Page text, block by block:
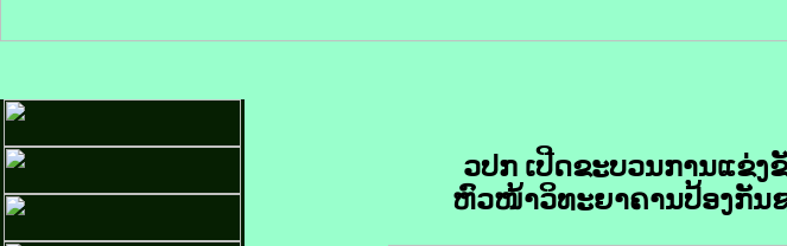
ວປກ ເປີດຂະບວນການແຂ່
ຫົວໜ້າວິທະຍາຄານປ້ອງກັນ